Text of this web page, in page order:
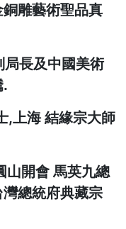
雕藝術聖品真
長及中國美術
.
,上海 結緣宗大師
開會 馬英九總
總統府典藏宗